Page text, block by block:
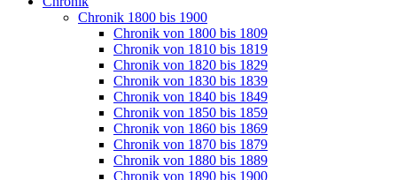
Chronik 1800 bis 1900
Chronik von 1800 bis 1809
Chronik von 1810 bis 1819
Chronik von 1820 bis 1829
Chronik von 1830 bis 1839
Chronik von 1840 bis 1849
Chronik von 1850 bis 1859
Chronik von 1860 bis 1869
Chronik von 1870 bis 1879
Chronik von 1880 bis 1889
Chronik von 1890 bis 1900